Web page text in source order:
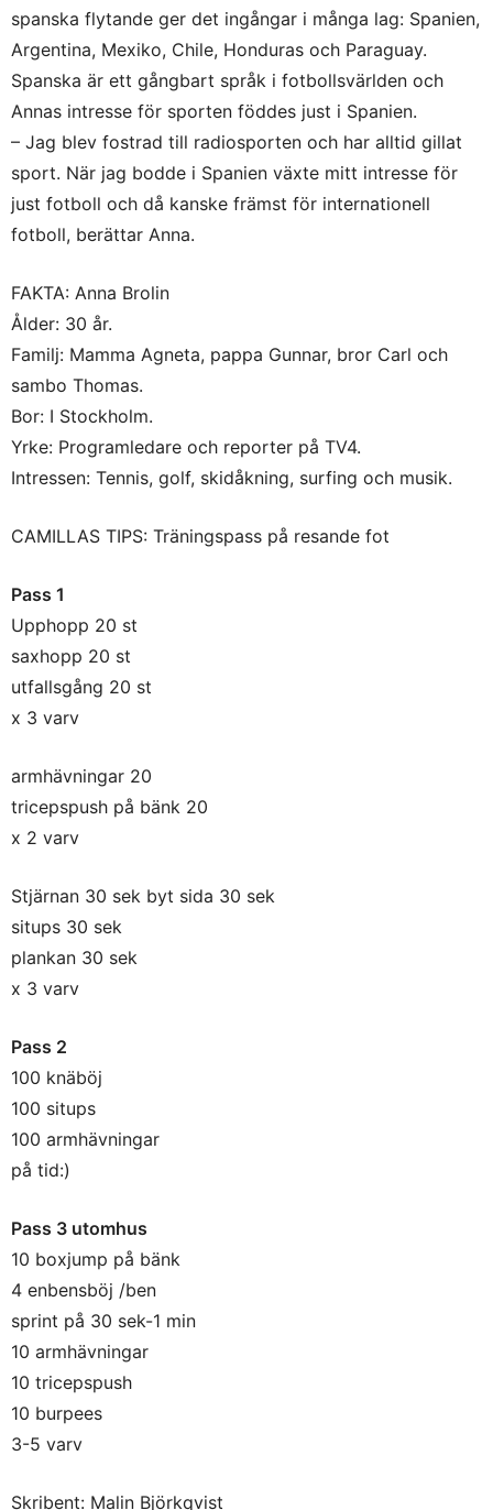
spanska flytande ger det ingångar i många lag: Spanien,
Argentina, Mexiko, Chile, Honduras och Paraguay.
Spanska är ett gångbart språk i fotbollsvärlden och
Annas intresse för sporten föddes just i Spanien.
– Jag blev fostrad till radiosporten och har alltid gillat
sport. När jag bodde i Spanien växte mitt intresse för
just fotboll och då kanske främst för internationell
fotboll, berättar Anna.
FAKTA: Anna Brolin
Ålder: 30 år.
Familj: Mamma Agneta, pappa Gunnar, bror Carl och
sambo Thomas.
Bor: I Stockholm.
Yrke: Programledare och reporter på TV4.
Intressen: Tennis, golf, skidåkning, surfing och musik.
CAMILLAS TIPS: Träningspass på resande fot
Pass 1
Upphopp 20 st
saxhopp 20 st
utfallsgång 20 st
x 3 varv
armhävningar 20
tricepspush på bänk 20
x 2 varv
Stjärnan 30 sek byt sida 30 sek
situps 30 sek
plankan 30 sek
x 3 varv
Pass 2
100 knäböj
100 situps
100 armhävningar
på tid:)
Pass 3 utomhus
10 boxjump på bänk
4 enbensböj /ben
sprint på 30 sek-1 min
10 armhävningar
10 tricepspush
10 burpees
3-5 varv
Skribent: Malin Björkqvist